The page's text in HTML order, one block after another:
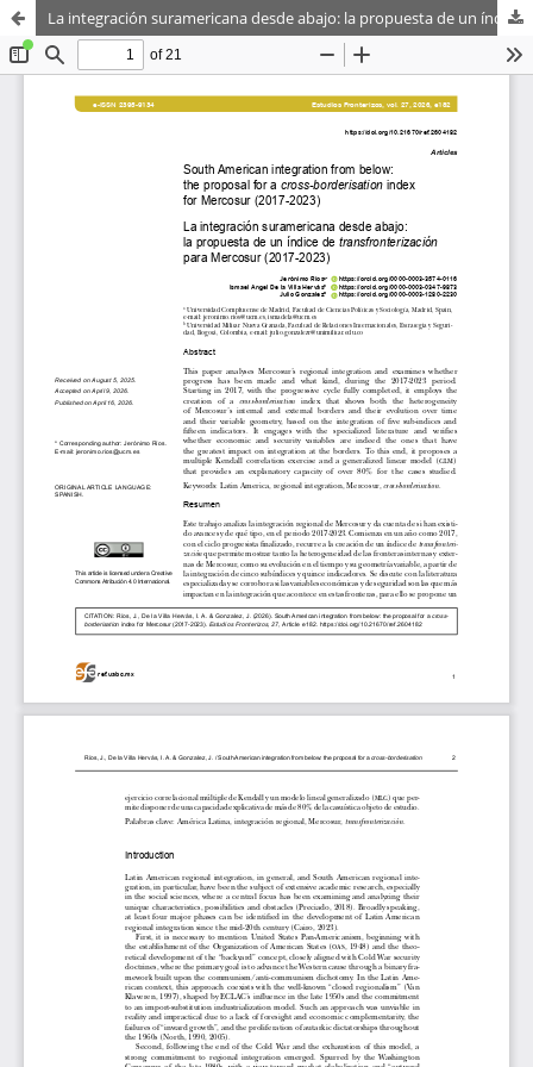
La integración suramericana desde abajo: la propuesta de un índice de transfronterización para Mercosur (2017-2023)